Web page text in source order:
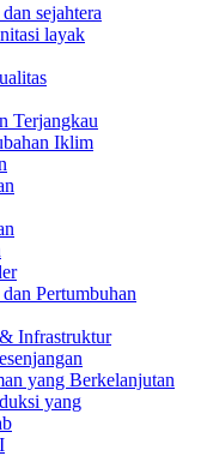
sejahtera
layak
Terjangkau
Iklim
Pertumbuhan
Infrastruktur
yang Berkelanjutan
yang